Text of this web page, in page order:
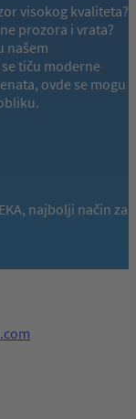
visokog kvaliteta?
prozora i vrata?
našem
tiču moderne
ovde se mogu
najbolji način za